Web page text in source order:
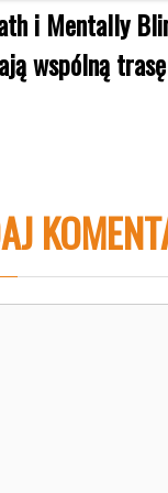
i Mentally
wspólną trasę